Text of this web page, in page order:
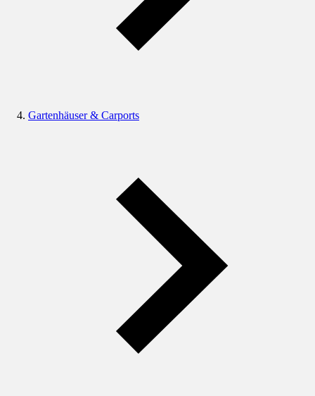
Gartenhäuser & Carports